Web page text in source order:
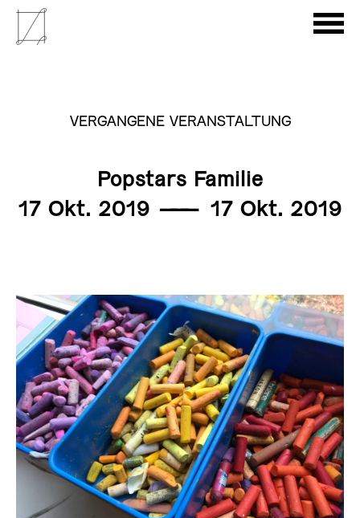
VERGANGENE VERANSTALTUNG
Popstars Familie
17 Okt. 2019 ——— 17 Okt. 2019